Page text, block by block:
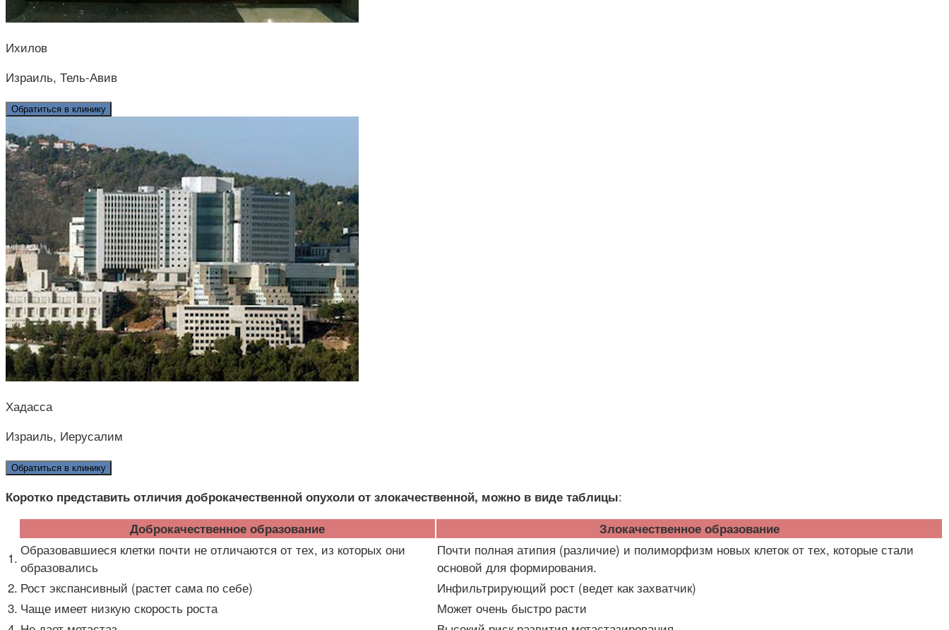
Ихилов
Израиль, Тель-Авив
Обратиться в клинику
Хадасса
Израиль, Иерусалим
Обратиться в клинику
Коротко представить отличия доброкачественной опухоли от злокачественной, можно в виде таблицы:
Доброкачественное образование Злокачественное образование
1. Образовавшиеся клетки почти не отличаются от тех, из которых они
образовались
Почти полная атипия (различие) и полиморфизм новых клеток от тех, которые стали
основой для формирования.
2. Рост экспансивный (растет сама по себе)
Инфильтрирующий рост (ведет как захватчик)
3. Чаще имеет низкую скорость роста
Может очень быстро расти